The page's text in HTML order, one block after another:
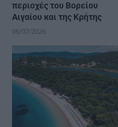
περιοχές του Βορείου
Αιγαίου και της Κρήτης
06/07/2026